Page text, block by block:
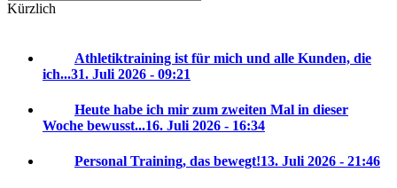
Kürzlich
Athletiktraining ist für mich und alle Kunden, die
ich...31. Juli 2026 - 09:21
Heute habe ich mir zum zweiten Mal in dieser
Woche bewusst...16. Juli 2026 - 16:34
Personal Training, das bewegt!13. Juli 2026 - 21:46